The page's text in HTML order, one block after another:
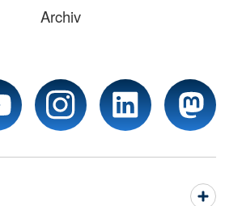
Archiv